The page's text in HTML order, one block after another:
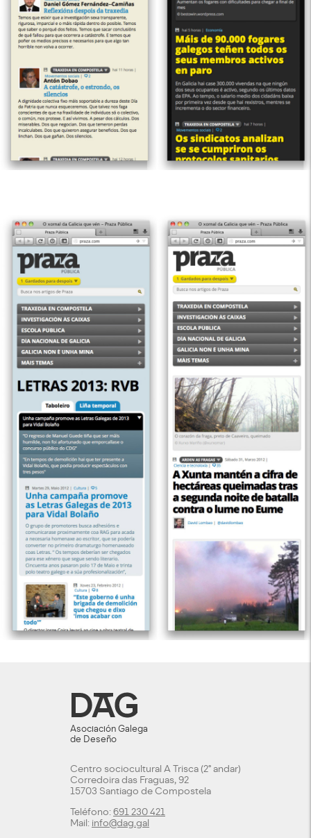
Asociación Galega
de Deseño
Centro sociocultural A Trisca (2º andar)
Corredoira das Fraguas, 92
15703 Santiago de Compostela
Teléfono: 691 230 421
Mail: info@dag.gal